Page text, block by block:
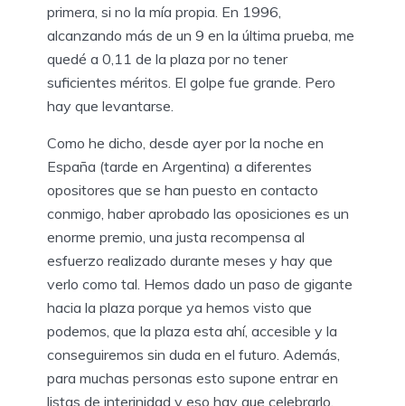
primera, si no la mía propia. En 1996,
alcanzando más de un 9 en la última prueba, me
quedé a 0,11 de la plaza por no tener
suficientes méritos. El golpe fue grande. Pero
hay que levantarse.
Como he dicho, desde ayer por la noche en
España (tarde en Argentina) a diferentes
opositores que se han puesto en contacto
conmigo, haber aprobado las oposiciones es un
enorme premio, una justa recompensa al
esfuerzo realizado durante meses y hay que
verlo como tal. Hemos dado un paso de gigante
hacia la plaza porque ya hemos visto que
podemos, que la plaza esta ahí, accesible y la
conseguiremos sin duda en el futuro. Además,
para muchas personas esto supone entrar en
listas de interinidad y eso hay que celebrarlo.